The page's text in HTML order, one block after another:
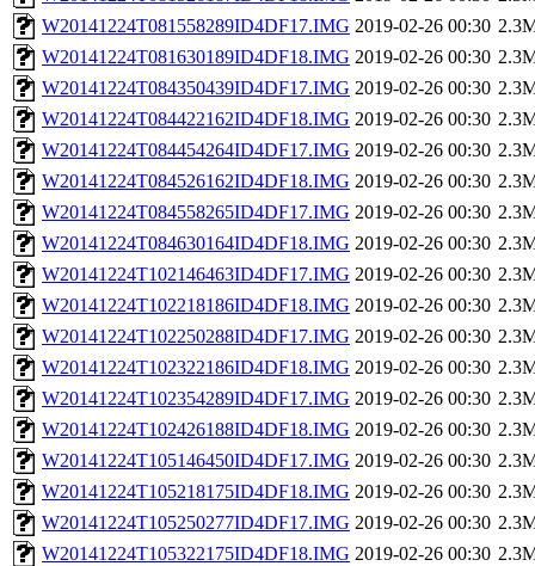
W20141224T081558289ID4DF17.IMG 2019-02-26 00:30
W20141224T081630189ID4DF18.IMG 2019-02-26 00:30
W20141224T084350439ID4DF17.IMG 2019-02-26 00:30
W20141224T084422162ID4DF18.IMG 2019-02-26 00:30
W20141224T084454264ID4DF17.IMG 2019-02-26 00:30
W20141224T084526162ID4DF18.IMG 2019-02-26 00:30
W20141224T084558265ID4DF17.IMG 2019-02-26 00:30
W20141224T084630164ID4DF18.IMG 2019-02-26 00:30
W20141224T102146463ID4DF17.IMG 2019-02-26 00:30
W20141224T102218186ID4DF18.IMG 2019-02-26 00:30
W20141224T102250288ID4DF17.IMG 2019-02-26 00:30
W20141224T102322186ID4DF18.IMG 2019-02-26 00:30
W20141224T102354289ID4DF17.IMG 2019-02-26 00:30
W20141224T102426188ID4DF18.IMG 2019-02-26 00:30
W20141224T105146450ID4DF17.IMG 2019-02-26 00:30
W20141224T105218175ID4DF18.IMG 2019-02-26 00:30
W20141224T105250277ID4DF17.IMG 2019-02-26 00:30
W20141224T105322175ID4DF18.IMG 2019-02-26 00:30